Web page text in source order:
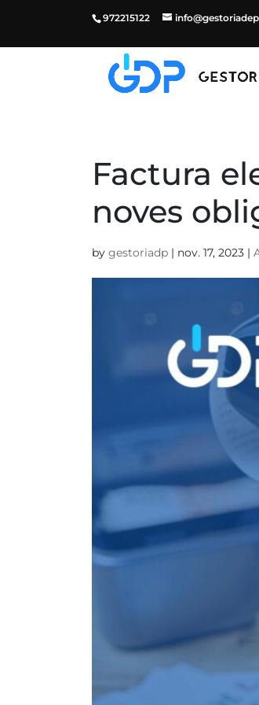
972215122
Factura
noves
by gestoriadp | nov. 17, 2023 |